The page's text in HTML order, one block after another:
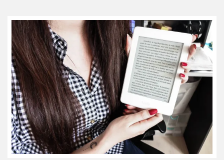
quotidien
09/05/2026